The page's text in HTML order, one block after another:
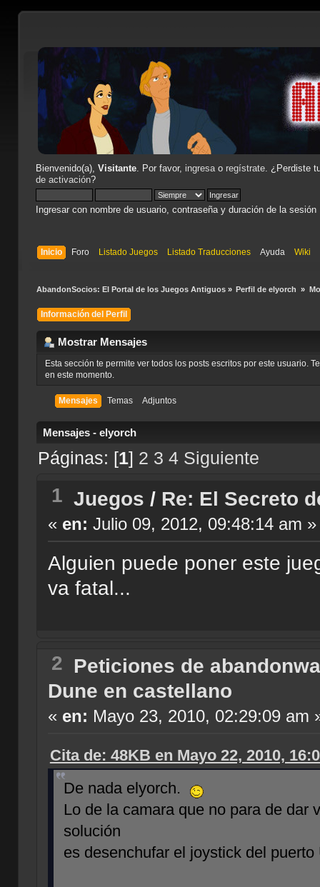
Bienvenido(a), Visitante. Por favor, ingresao regístrate. ¿Perdiste
de activación?
Ingresar con nombre de usuario, contraseña y duración de la sesión
Inicio Foro Listado Juegos Listado Traducciones Ayuda Wiki
AbandonSocios: El Portal de los Juegos Antiguos» Perfil de elyorch »
Información del Perfil
Mostrar Mensajes
Esta sección te permite ver todos los posts escritos por este usuario.
en este momento.
Mensajes Temas Adjuntos
Mensajes - elyorch
Páginas: [1] 2 3 4 Siguiente
1 Juegos / Re: El Secreto
« en: Julio 09, 2012, 09:48:14 am »
Alguien puede poner este
va fatal...
2 Peticiones de
Dune en castellano
« en: Mayo 23, 2010, 02:29:09 am
Cita de: 48KB en Mayo 22, 2010,
De nada elyorch.
Lo de la camara que no para de dar
solución
es desenchufar el joystick del puerto